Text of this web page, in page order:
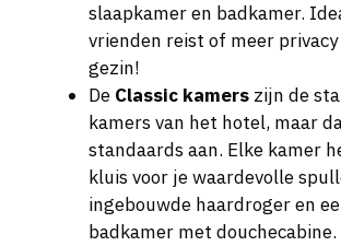
slaapkamer en badkamer.
vrienden reist of meer
gezin!
De Classic kamers zijn de
kamers van het hotel, maar
standaards aan. Elke kamer
kluis voor je waardevolle
ingebouwde haardroger en
badkamer met